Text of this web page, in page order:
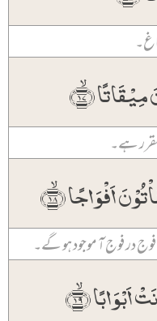
﴿ۙ۱۷﴾
ہے۔
اَفۡوَاجًا ﴿ۙ۱۸﴾
در فوج آ موجود ہو گے۔
﴿ۙ۱۹﴾